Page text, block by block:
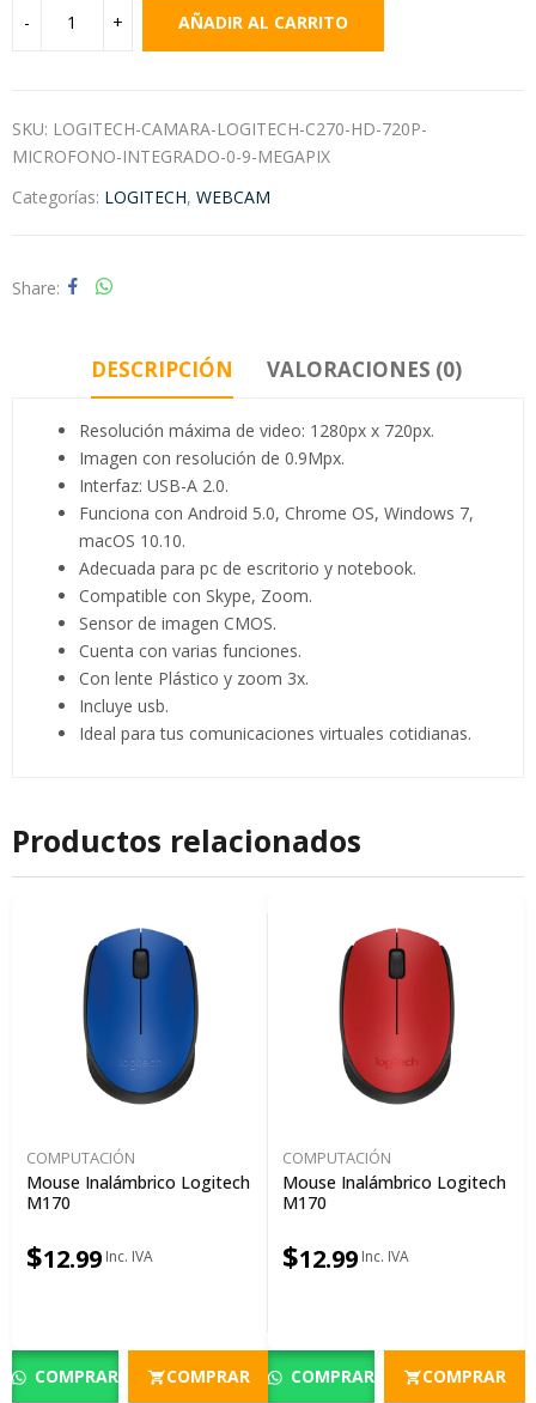
AÑADIR AL CARRITO
SKU: LOGITECH-CAMARA-LOGITECH-C270-HD-720P-
MICROFONO-INTEGRADO-0-9-MEGAPIX
Categorías: LOGITECH, WEBCAM
Share
DESCRIPCIÓN VALORACIONES (0)
Resolución máxima de video: 1280px x 720px.
Imagen con resolución de 0.9Mpx.
Interfaz: USB-A 2.0.
Funciona con Android 5.0, Chrome OS, Windows 7,
macOS 10.10.
Adecuada para pc de escritorio y notebook.
Compatible con Skype, Zoom.
Sensor de imagen CMOS.
Cuenta con varias funciones.
Con lente Plástico y zoom 3x.
Incluye usb.
Ideal para tus comunicaciones virtuales cotidianas.
Productos relacionados
COMPUTACIÓN
Mouse Inalámbrico Logitech
M170
$12.99
COMPRAR COMPRAR
COMPUTACIÓN
Mouse Inalámbrico Logitech
M170
$12.99
COMPRAR COMPRAR